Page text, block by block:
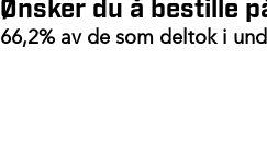
66,2% av de som deltok i